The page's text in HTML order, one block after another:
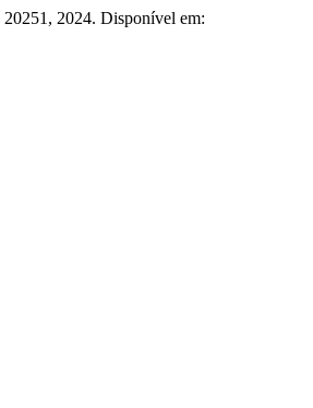
20251, 2024. Disponível em: